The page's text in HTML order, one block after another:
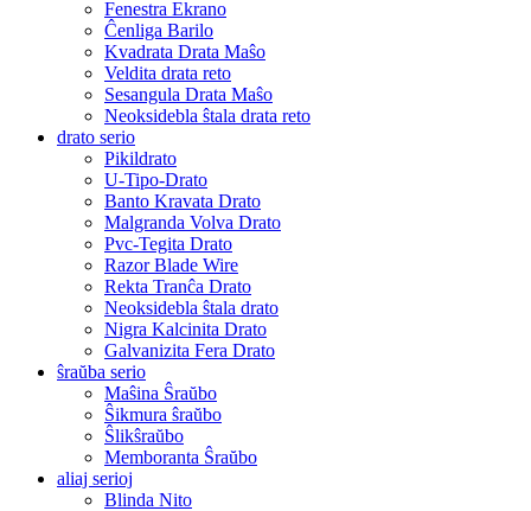
Fenestra Ekrano
Ĉenliga Barilo
Kvadrata Drata Maŝo
Veldita drata reto
Sesangula Drata Maŝo
Neoksidebla ŝtala drata reto
drato serio
Pikildrato
U-Tipo-Drato
Banto Kravata Drato
Malgranda Volva Drato
Pvc-Tegita Drato
Razor Blade Wire
Rekta Tranĉa Drato
Neoksidebla ŝtala drato
Nigra Kalcinita Drato
Galvanizita Fera Drato
ŝraŭba serio
Maŝina Ŝraŭbo
Ŝikmura ŝraŭbo
Ŝlikŝraŭbo
Memboranta Ŝraŭbo
aliaj serioj
Blinda Nito